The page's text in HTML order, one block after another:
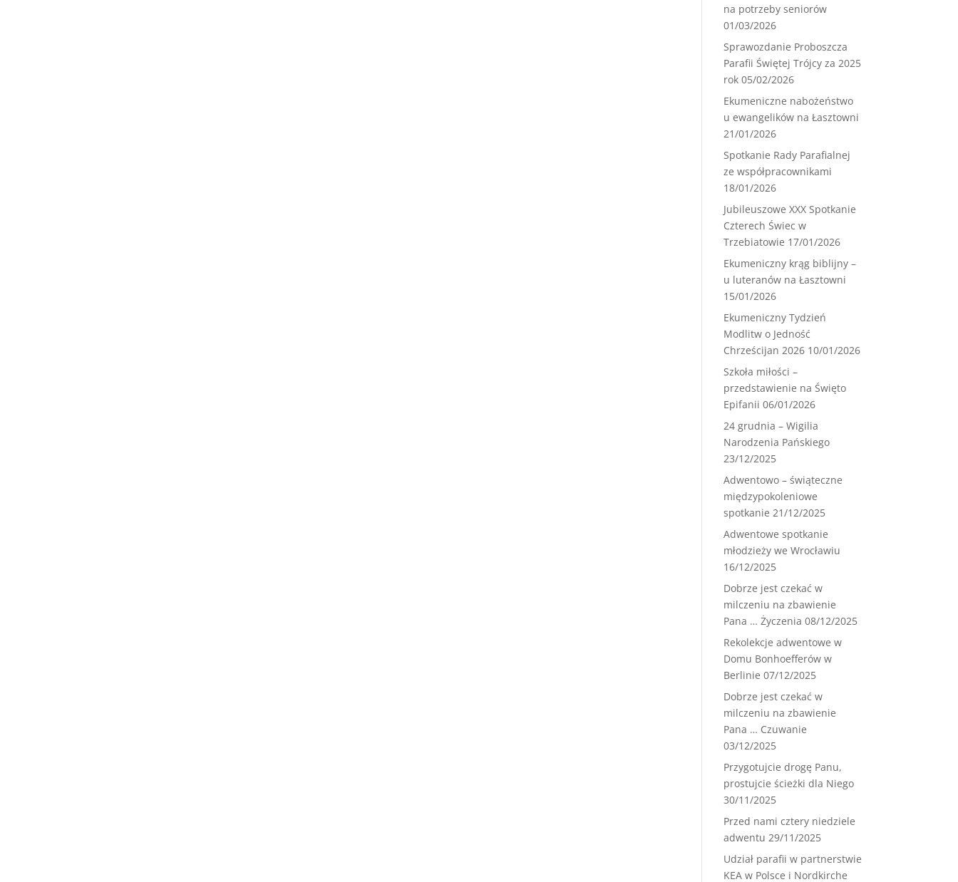
na potrzeby seniorów
01/03/2026
Sprawozdanie Proboszcza
Parafii Świętej Trójcy za 2025
rok 05/02/2026
Ekumeniczne nabożeństwo
u ewangelików na Łasztowni
21/01/2026
Spotkanie Rady Parafialnej
ze współpracownikami
18/01/2026
Jubileuszowe XXX Spotkanie
Czterech Świec w
Trzebiatowie 17/01/2026
Ekumeniczny krąg biblijny –
u luteranów na Łasztowni
15/01/2026
Ekumeniczny Tydzień
Modlitw o Jedność
Chrześcijan 2026 10/01/2026
Szkoła miłości –
przedstawienie na Święto
Epifanii 06/01/2026
24 grudnia – Wigilia
Narodzenia Pańskiego
23/12/2025
Adwentowo – świąteczne
międzypokoleniowe
spotkanie 21/12/2025
Adwentowe spotkanie
młodzieży we Wrocławiu
16/12/2025
Dobrze jest czekać w
milczeniu na zbawienie
Pana … Życzenia 08/12/2025
Rekolekcje adwentowe w
Domu Bonhoefferów w
Berlinie 07/12/2025
Dobrze jest czekać w
milczeniu na zbawienie
Pana … Czuwanie
03/12/2025
Przygotujcie drogę Panu,
prostujcie ścieżki dla Niego
30/11/2025
Przed nami cztery niedziele
adwentu 29/11/2025
Udział parafii w partnerstwie
KEA w Polsce i Nordkirche